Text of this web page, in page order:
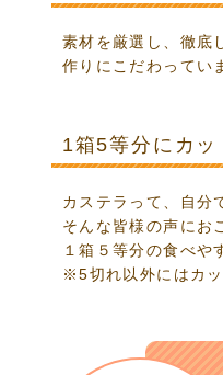
素材を厳選し、徹底
作りにこだわってい
1箱5等分にカッ
カステラって、自分
そんな皆様の声にお
１箱５等分の食べや
※5切れ以外にはカ